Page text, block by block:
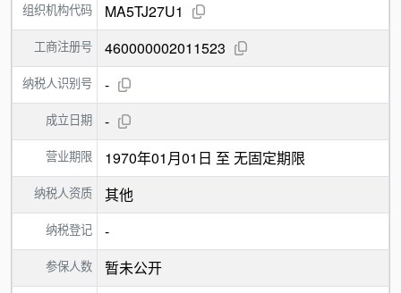
组织机构代码 MA5TJ27U1
工商注册号 460000002011523
纳税人识别号 -
成立日期 -
营业期限 1970年01月01日 至 无固定期限
纳税人资质 其他
纳税登记 -
参保人数 暂未公开